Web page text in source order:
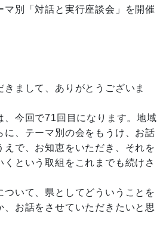
マ別「対話と実行座談会」を開催
まして、ありがとうございま
今回で71回目になります。地域
に、テーマ別の会をもうけ、お話
えで、お知恵をいただき、それを
という取組をこれまでも続けさ
いて、県としてどういうことを
、お話をさせていただきたいと思